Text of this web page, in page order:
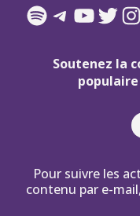
Spotify
Telegram
Soutenez la
Pour suivre les
contenu par e-